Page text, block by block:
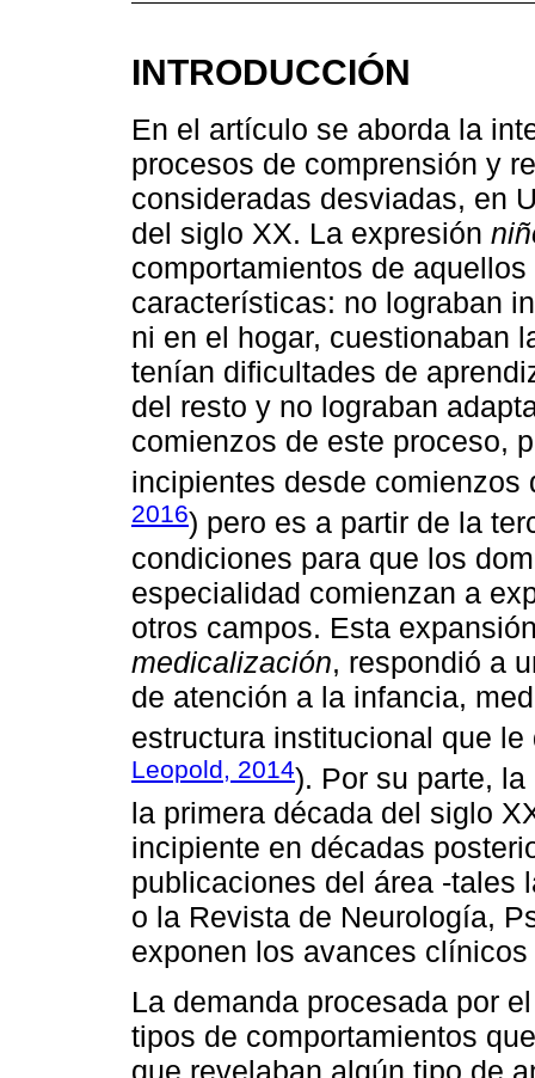
INTRODUCCIÓN
En el artículo se aborda la
procesos de comprensión y
consideradas desviadas, en
del siglo XX. La expresión
comportamientos de
características: no lograban
ni en el hogar, cuestionaban
tenían dificultades de
del resto y no lograban
comienzos de este proceso,
incipientes desde comienzos
2016) pero es a partir de la
condiciones para que los
especialidad comienzan a
otros campos. Esta
medicalización, respondió a
de atención a la infancia,
estructura institucional que le
Leopold, 2014). Por su parte,
la primera década del siglo
incipiente en décadas
publicaciones del área -tales
o la Revista de Neurología,
exponen los avances
La demanda procesada por
tipos de comportamientos
que revelaban algún tipo de